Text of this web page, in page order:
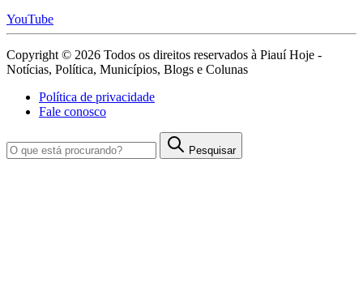
YouTube
Copyright © 2026 Todos os direitos reservados à Piauí Hoje -
Notícias, Política, Municípios, Blogs e Colunas
Política de privacidade
Fale conosco
Pesquisar